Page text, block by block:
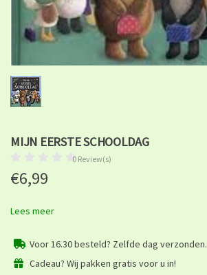
MIJN EERSTE SCHOOLDAG
0 Review(s)
€6,99
Lees meer
Voor 16.30 besteld? Zelfde dag verzonden.
Cadeau? Wij pakken gratis voor u in!